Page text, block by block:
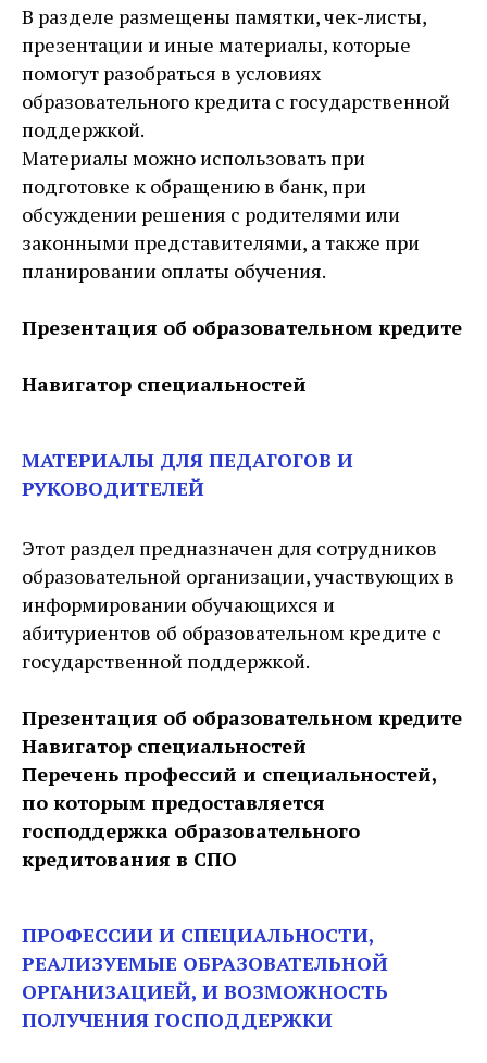
В разделе размещены памятки, чек-листы,
презентации и иные материалы, которые
помогут разобраться в условиях
образовательного кредита с государственной
поддержкой.
Материалы можно использовать при
подготовке к обращению в банк, при
обсуждении решения с родителями или
законными представителями, а также при
планировании оплаты обучения.
Презентация об образовательном кредите
Навигатор специальностей
МАТЕРИАЛЫ ДЛЯ ПЕДАГОГОВ И
РУКОВОДИТЕЛЕЙ
Этот раздел предназначен для сотрудников
образовательной организации, участвующих в
информировании обучающихся и
абитуриентов об образовательном кредите с
государственной поддержкой.
Презентация об образовательном кредите
Навигатор специальностей
Перечень профессий и специальностей,
по которым предоставляется
господдержка образовательного
кредитования в СПО
ПРОФЕССИИ И СПЕЦИАЛЬНОСТИ,
РЕАЛИЗУЕМЫЕ ОБРАЗОВАТЕЛЬНОЙ
ОРГАНИЗАЦИЕЙ, И ВОЗМОЖНОСТЬ
ПОЛУЧЕНИЯ ГОСПОДДЕРЖКИ